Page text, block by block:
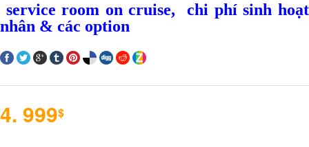
service room on cruise, chi phí sinh hoạt
nhân & các option
4. 999$